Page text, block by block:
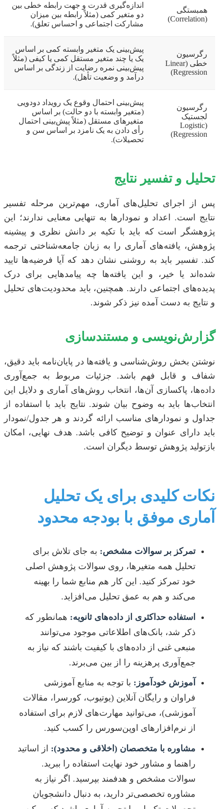
همبستگی
(Correlation)
اندازه‌گیری قدرت و جهت رابطه خطی بین
دو متغیر کمی (مثلاً رابطه بین میزان
مشارکت اجتماعی و احساس تعلق).
رگرسیون
خطی (Linear
Regression)
پیش‌بینی یک متغیر وابسته کمی بر اساس
یک یا چند متغیر مستقل کمی یا کیفی (مثلاً
پیش‌بینی نمره رضایت از زندگی بر اساس
درآمد و وضعیت تأهل).
رگرسیون
لجستیک
(Logistic
Regression)
پیش‌بینی احتمال وقوع یک رویداد دودویی
(متغیر وابسته با دو حالت) بر اساس
متغیرهای مستقل (مثلاً پیش‌بینی احتمال
رأی دادن به یک نامزد بر اساس سن و
تحصیلات).
تحلیل و تفسیر نتایج
پس از اجرای تحلیل‌های آماری، مهم‌ترین مرحله تفسیر
نتایج است. اعداد و نمودارها به تنهایی معنایی ندارند؛ این
پژوهشگر است که باید با تکیه بر دانش نظری و پیشینه
پژوهش، یافته‌های آماری را به زبان جامعه‌شناختی ترجمه
کند. تفسیر باید به روشنی نشان دهد که آیا فرضیه‌ها تایید
شده‌اند یا خیر، و این یافته‌ها چه پیامدهایی برای درک
پدیده‌های اجتماعی دارند. همچنین، باید محدودیت‌های تحلیل
و نتایج به دست آمده نیز ذکر شوند.
گزارش‌نویسی و مستندسازی
نوشتن بخش روش‌شناسی و یافته‌ها در پایان‌نامه باید دقیق،
شفاف و قابل فهم باشد. جزئیات مربوط به جمع‌آوری
داده‌ها، پاکسازی آن‌ها، انتخاب روش‌های آماری و دلایل این
انتخاب‌ها باید به وضوح بیان شوند. نتایج باید با استفاده از
جداول و نمودارهای مناسب ارائه گردند و هر جدول/نمودار
باید دارای عنوان و توضیح کافی باشد. هدف نهایی، امکان
بازتولید پژوهش توسط دیگران است.
نکات کلیدی برای یک تحلیل
آماری موفق با بودجه محدود
تمرکز بر سوالات مشخص: به جای تلاش برای
تحلیل همه متغیرها، روی سوالات پژوهش اصلی
خود تمرکز کنید. این کار هم منابع شما را بهینه
می‌کند و هم به عمق تحلیل می‌افزاید.
استفاده حداکثری از داده‌های ثانویه: همانطور که
ذکر شد، بانک‌های اطلاعاتی موجود می‌توانند
منبعی غنی از داده‌های با کیفیت باشند که نیاز به
جمع‌آوری پرهزینه را از بین می‌برند.
آموزش خودآموز: با توجه به منابع آموزشی
فراوان و رایگان آنلاین (یوتیوب، کورسرا، مقالات
آموزشی)، می‌توانید مهارت‌های لازم برای استفاده
از نرم‌افزارهای اوپن‌سورس را کسب کنید.
مشاوره با متخصصان (اخلاقی و محدود): از اساتید
راهنما و مشاور خود نهایت استفاده را ببرید.
سوالات مشخص و هدفمند بپرسید. اگر نیاز به
مشاوره تخصصی‌تر دارید، به دنبال دانشجویان